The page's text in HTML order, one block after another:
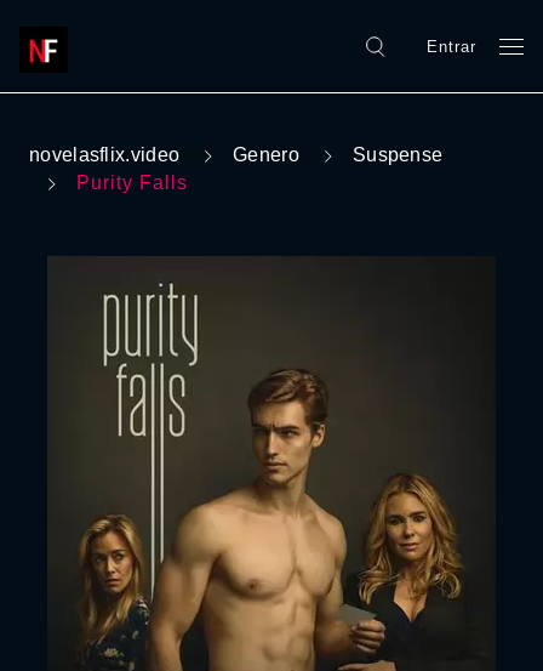
Entrar
novelasflix.video Genero
Suspense
Purity Falls